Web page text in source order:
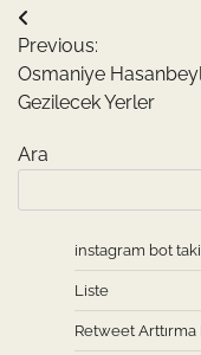
Yazı
gezinmesi
Previous:
Osmaniye
Gezilecek Yerler
Ara
instagram bot
Liste
Retweet Arttırma